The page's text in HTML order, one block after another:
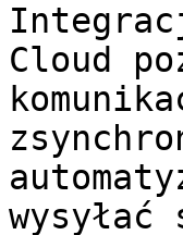
Cloud
wysyłać